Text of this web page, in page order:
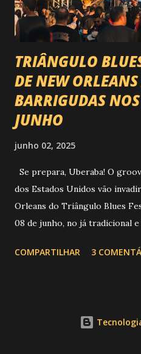
Natanzinho Lima Jads & ...
TRIÂNGULO
DE NEW
BARRIGUDAS
JUNHO
junho 02, 2025
Se prepara, Uberaba! O
dos Estados Unidos vão
Orleans do Triângulo Blues
08 de junho, no já tradicional
Foto: https://
internacionais, gastronomia,
COMPARTILHAR 3